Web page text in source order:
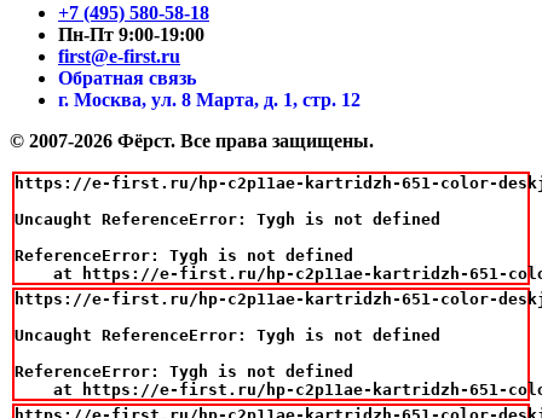
+7 (495) 580-58-18
Пн-Пт 9:00-19:00
first@e-first.ru
Обратная связь
г. Москва, ул. 8 Марта, д. 1, стр. 12
© 2007-2026 Фёрст. Все права защищены.
https://e-first.ru/hp-c2p11ae-kartridzh-651-color-
Uncaught ReferenceError: Tygh is not defined
ReferenceError: Tygh is not defined
at https://e-first.ru/hp-c2p11ae-kartridzh-651-
https://e-first.ru/hp-c2p11ae-kartridzh-651-color-
Uncaught ReferenceError: Tygh is not defined
ReferenceError: Tygh is not defined
at https://e-first.ru/hp-c2p11ae-kartridzh-651-